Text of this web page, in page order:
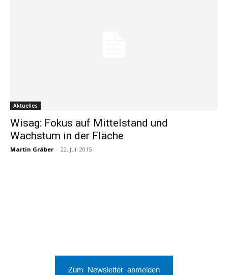
Aktuelles
Wisag: Fokus auf Mittelstand und
Wachstum in der Fläche
Martin Gräber - 22. Juli 2015
Zum Newsletter anmelden